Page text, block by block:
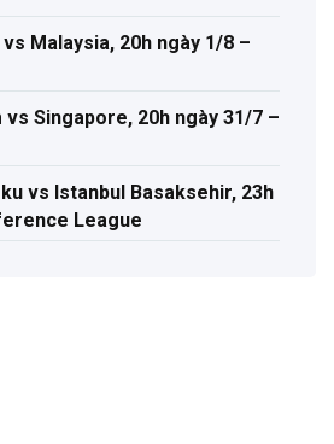
Malaysia, 20h ngày 1/8 –
vs Singapore, 20h ngày 31/7 –
vs Istanbul Basaksehir, 23h
League